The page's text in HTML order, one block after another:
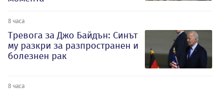
8 часа
Тревога за Джо Байдън: Синът
му разкри за разпространен и
болезнен рак
8 часа